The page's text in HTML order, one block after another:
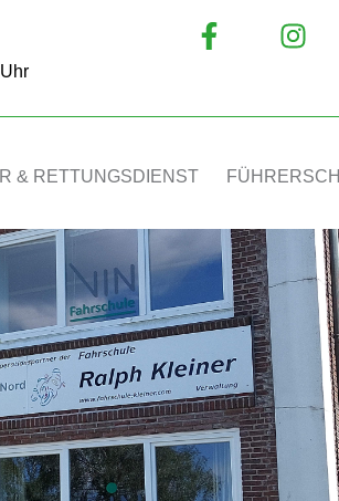
& RETTUNGSDIENST